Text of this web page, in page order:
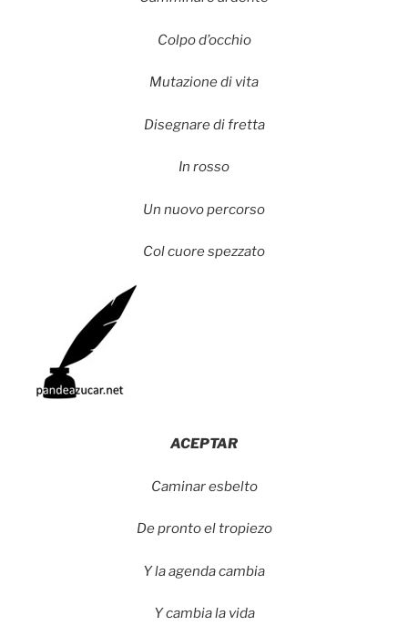
Colpo d’occhio
Mutazione di vita
Disegnare di fretta
In rosso
Un nuovo percorso
Col cuore spezzato
ACEPTAR
Caminar esbelto
De pronto el tropiezo
Y la agenda cambia
Y cambia la vida